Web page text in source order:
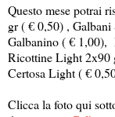
Questo mese potrai
gr ( € 0,50) ,
Galbanino ( € 1,00),
Ricottine Light 2x90
Certosa Light ( €
Clicca la foto qui